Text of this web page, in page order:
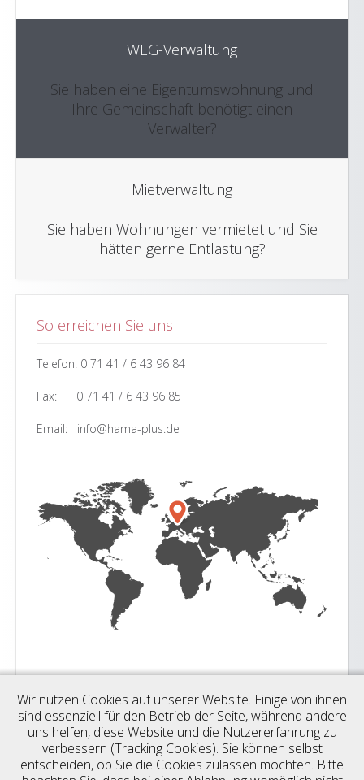
WEG-Verwaltung
Sie haben eine Eigentumswohnung und
Ihre Gemeinschaft benötigt einen
Verwalter?
Mietverwaltung
Sie haben Wohnungen vermietet und Sie
hätten gerne Entlastung?
So erreichen Sie uns
Telefon: 0 71 41 / 6 43 96 84
Fax: 0 71 41 / 6 43 96 85
Email: info@hama-plus.de
Hausmanagement
Mietverwaltung
WEG-Verwaltung
Wir nutzen Cookies auf unserer Website. Einige von ihnen
sind essenziell für den Betrieb der Seite, während andere
uns helfen, diese Website und die Nutzererfahrung zu
verbessern (Tracking Cookies). Sie können selbst
entscheiden, ob Sie die Cookies zulassen möchten. Bitte